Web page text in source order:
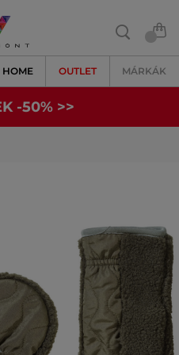
HOME OUTLET MÁRKÁK
-50% >>